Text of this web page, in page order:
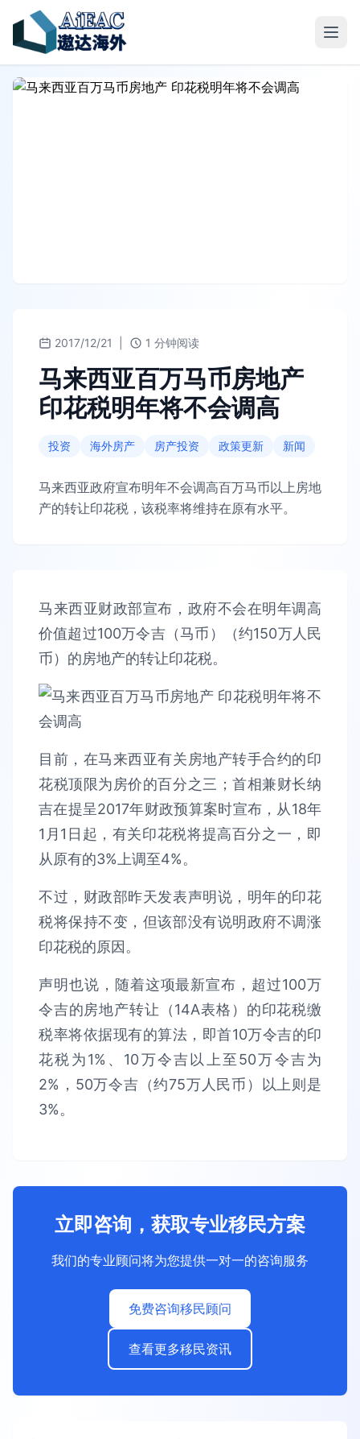
2017/12/21 1 分钟阅读
马来西亚百万马币房地产
印花税明年将不会调高
投资 海外房产 房产投资 政策更新 新闻
马来西亚政府宣布明年不会调高百万马币以上房地
产的转让印花税，该税率将维持在原有水平。
马来西亚财政部宣布，政府不会在明年调高
价值超过100万令吉（马币）（约150万人民
币）的房地产的转让印花税。
目前，在马来西亚有关房地产转手合约的印
花税顶限为房价的百分之三；首相兼财长纳
吉在提呈2017年财政预算案时宣布，从18年
1月1日起，有关印花税将提高百分之一，即
从原有的3%上调至4%。
不过，财政部昨天发表声明说，明年的印花
税将保持不变，但该部没有说明政府不调涨
印花税的原因。
声明也说，随着这项最新宣布，超过100万
令吉的房地产转让（14A表格）的印花税缴
税率将依据现有的算法，即首10万令吉的印
花税为1%、10万令吉以上至50万令吉为
2%，50万令吉（约75万人民币）以上则是
3%。
立即咨询，获取专业移民方案
我们的专业顾问将为您提供一对一的咨询服务
免费咨询移民顾问
查看更多移民资讯